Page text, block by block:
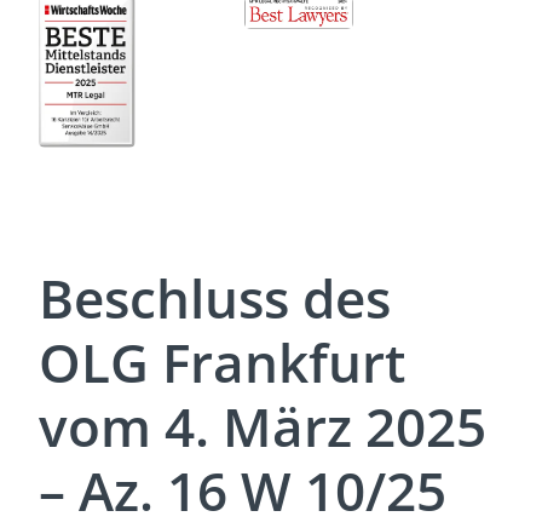
Beschluss des
OLG Frankfurt
vom 4. März 2025
– Az. 16 W 10/25